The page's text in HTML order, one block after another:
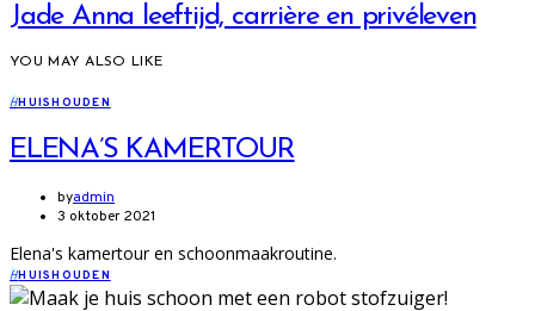
Jade Anna leeftijd, carrière en privéleven
YOU MAY ALSO LIKE
HHUISHOUDEN
ELENA’S KAMERTOUR
byadmin
3 oktober 2021
Elena's kamertour en schoonmaakroutine.
HHUISHOUDEN